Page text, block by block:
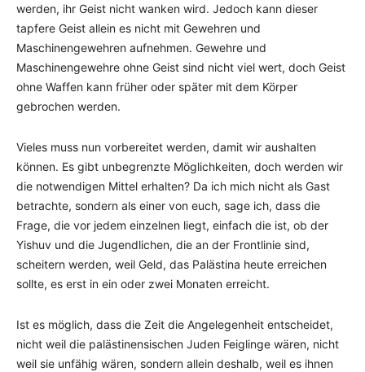
werden, ihr Geist nicht wanken wird. Jedoch kann dieser
tapfere Geist allein es nicht mit Gewehren und
Maschinengewehren aufnehmen. Gewehre und
Maschinengewehre ohne Geist sind nicht viel wert, doch Geist
ohne Waffen kann früher oder später mit dem Körper
gebrochen werden.
Vieles muss nun vorbereitet werden, damit wir aushalten
können. Es gibt unbegrenzte Möglichkeiten, doch werden wir
die notwendigen Mittel erhalten? Da ich mich nicht als Gast
betrachte, sondern als einer von euch, sage ich, dass die
Frage, die vor jedem einzelnen liegt, einfach die ist, ob der
Yishuv und die Jugendlichen, die an der Frontlinie sind,
scheitern werden, weil Geld, das Palästina heute erreichen
sollte, es erst in ein oder zwei Monaten erreicht.
Ist es möglich, dass die Zeit die Angelegenheit entscheidet,
nicht weil die palästinensischen Juden Feiglinge wären, nicht
weil sie unfähig wären, sondern allein deshalb, weil es ihnen